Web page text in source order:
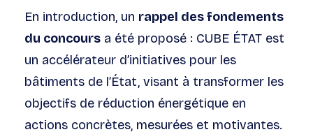
En introduction, un rappel des fondements
du concours a été proposé : CUBE ÉTAT est
un accélérateur d’initiatives pour les
bâtiments de l’État, visant à transformer les
objectifs de réduction énergétique en
actions concrètes, mesurées et motivantes.